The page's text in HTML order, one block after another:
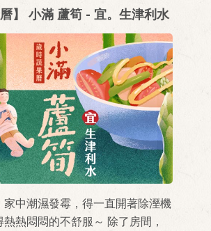
曆】 小滿 蘆筍 - 宜。生津利水
家中潮濕發霉，得一直開著除溼機
熱悶悶的不舒服～ 除了房間，